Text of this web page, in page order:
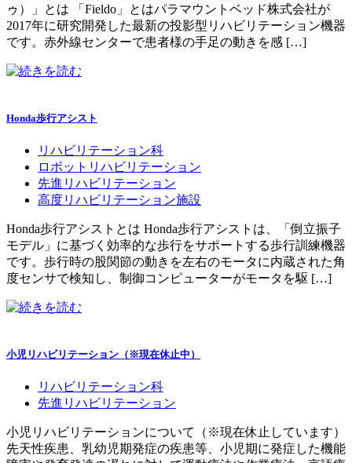
ゥ）」とは 「Fieldo」とはパラマウントベッド株式会社が
2017年に研究開発した最新の投影型リハビリテーション機器
です。赤外線センターで患者様の手足の動きを感 […]
Honda歩行アシスト
リハビリテーション科
ロボットリハビリテーション
先進リハビリテーション
高度リハビリテーション施設
Honda歩行アシストとは Honda歩行アシストは、「倒立振子
モデル」に基づく効率的な歩行をサポートする歩行訓練機器
です。歩行時の股関節の動きを左右のモータに内蔵された角
度センサで検知し、制御コンピューターがモータを駆 […]
小児リハビリテーション（※現在休止中）
リハビリテーション科
先進リハビリテーション
小児リハビリテーションについて（※現在休止しています）
先天性疾患、乳幼児期発症の疾患等、小児期に発症した機能